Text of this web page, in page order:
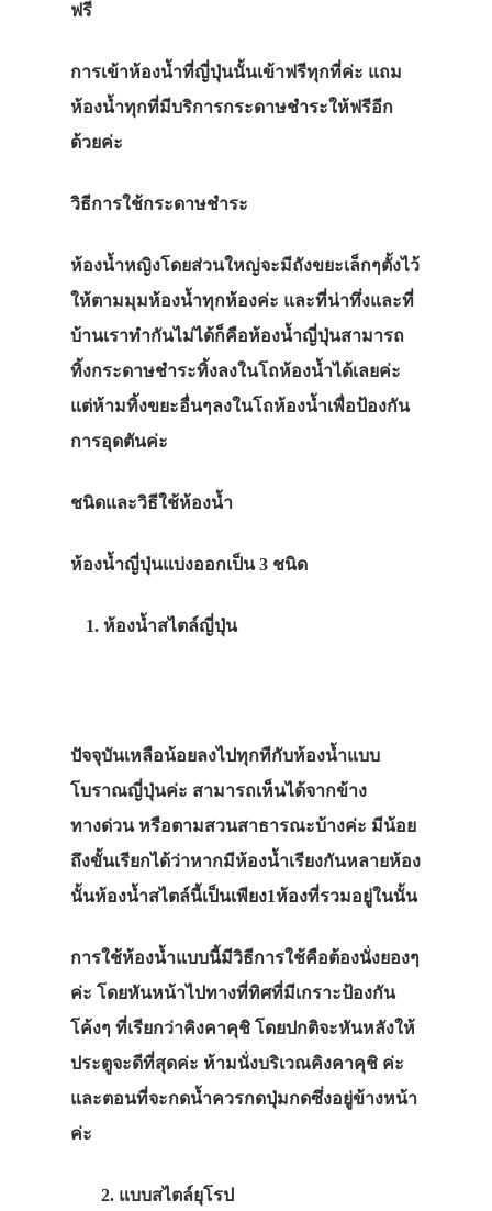
ฟรี
การเข้าห้องน้ำที่ญี่ปุ่นนั้นเข้าฟรีทุกที่ค่ะ แถม
ห้องน้ำทุกที่มีบริการกระดาษชำระให้ฟรีอีก
ด้วยค่ะ
วิธีการใช้กระดาษชำระ
ห้องน้ำหญิงโดยส่วนใหญ่จะมีถังขยะเล็กๆตั้งไว้
ให้ตามมุมห้องน้ำทุกห้องค่ะ และที่น่าทึ่งและที่
บ้านเราทำกันไม่ได้ก็คือห้องน้ำญี่ปุ่นสามารถ
ทิ้งกระดาษชำระทิ้งลงในโถห้องน้ำได้เลยค่ะ
แต่ห้ามทิ้งขยะอื่นๆลงในโถห้องน้ำเพื่อป้องกัน
การอุดตันค่ะ
ชนิดและวิธีใช้ห้องน้ำ
ห้องน้ำญี่ปุ่นแบ่งออกเป็น 3 ชนิด
ห้องน้ำสไตล์ญี่ปุ่น
ปัจจุบันเหลือน้อยลงไปทุกทีกับห้องน้ำแบบ
โบราณญี่ปุ่นค่ะ สามารถเห็นได้จากข้าง
ทางด่วน หรือตามสวนสาธารณะบ้างค่ะ มีน้อย
ถึงขั้นเรียกได้ว่าหากมีห้องน้ำเรียงกันหลายห้อง
นั้นห้องน้ำสไตล์นี้เป็นเพียง1ห้องที่รวมอยู่ในนั้น
การใช้ห้องน้ำแบบนี้มีวิธีการใช้คือต้องนั่งยองๆ
ค่ะ โดยหันหน้าไปทางที่ทิศที่มีเกราะป้องกัน
โค้งๆ ที่เรียกว่าคิงคาคุชิ โดยปกติจะหันหลังให้
ประตูจะดีที่สุดค่ะ ห้ามนั่งบริเวณคิงคาคุชิ ค่ะ
และตอนที่จะกดน้ำควรกดปุ่มกดซึ่งอยู่ข้างหน้า
ค่ะ
2. แบบสไตล์ยุโรป